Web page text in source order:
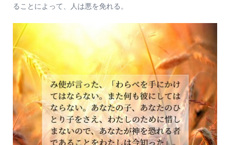
ることによって、人は悪を免れる。